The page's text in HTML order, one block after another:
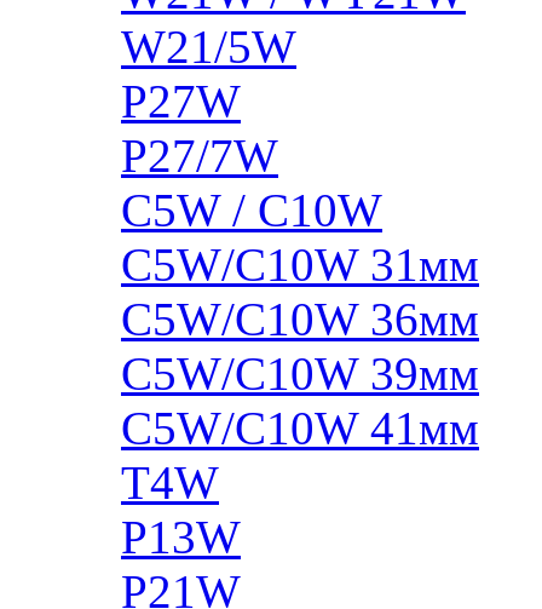
W21/5W
P27W
P27/7W
C5W / C10W
C5W/C10W 31мм
C5W/C10W 36мм
C5W/C10W 39мм
C5W/C10W 41мм
T4W
P13W
P21W